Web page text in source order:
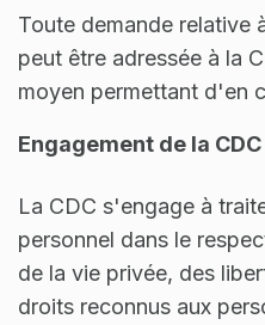
Toute demande relative
peut être adressée à la
moyen permettant d'en
Engagement de la CDC
La CDC s'engage à
personnel dans le
de la vie privée, des
droits reconnus aux